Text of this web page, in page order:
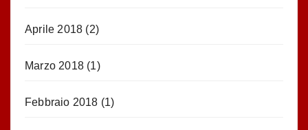
Aprile 2018 (2)
Marzo 2018 (1)
Febbraio 2018 (1)